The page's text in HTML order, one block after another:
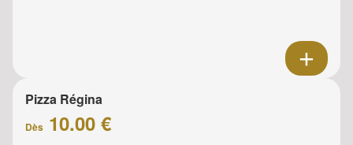
Pizza Régina
Dès 10.00 €